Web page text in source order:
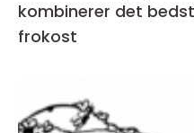
kombinerer det
frokost